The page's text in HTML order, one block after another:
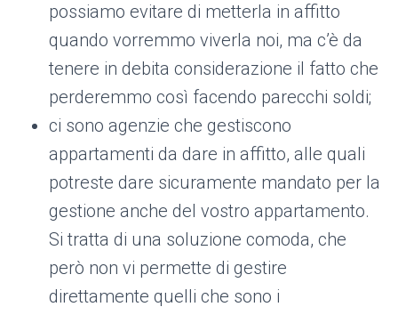
possiamo evitare di metterla in affitto
quando vorremmo viverla noi, ma c’è da
tenere in debita considerazione il fatto che
perderemmo così facendo parecchi soldi;
ci sono agenzie che gestiscono
appartamenti da dare in affitto, alle quali
potreste dare sicuramente mandato per la
gestione anche del vostro appartamento.
Si tratta di una soluzione comoda, che
però non vi permette di gestire
direttamente quelli che sono i